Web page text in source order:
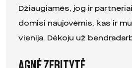
Džiaugiamės, jog ir
domisi naujovėmis, kas ir
vienija. Dėkoju už